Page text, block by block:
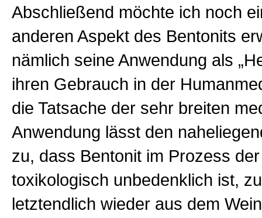
Abschließend möchte ich noch
anderen Aspekt des Bentonits
nämlich seine Anwendung als
ihren Gebrauch in der
die Tatsache der sehr breiten
Anwendung lässt den
zu, dass Bentonit im Prozess
toxikologisch unbedenklich ist,
letztendlich wieder aus dem